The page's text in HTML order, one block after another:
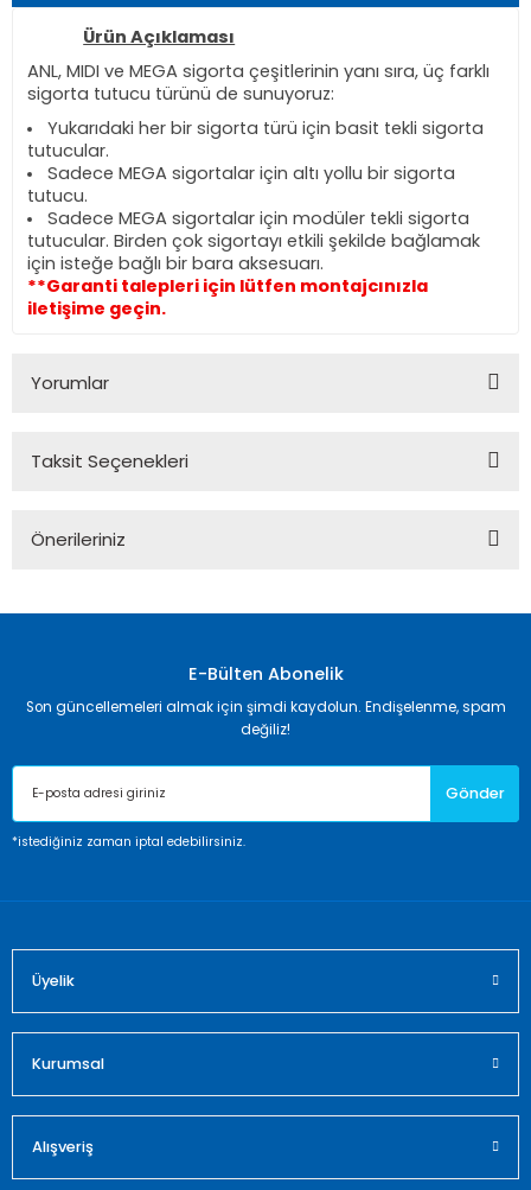
Ürün Açıklaması
ANL, MIDI ve MEGA sigorta çeşitlerinin yanı sıra, üç farklı
sigorta tutucu türünü de sunuyoruz:
Yukarıdaki her bir sigorta türü için basit tekli sigorta
tutucular.
Sadece MEGA sigortalar için altı yollu bir sigorta
tutucu.
Sadece MEGA sigortalar için modüler tekli sigorta
tutucular. Birden çok sigortayı etkili şekilde bağlamak
için isteğe bağlı bir bara aksesuarı.
**Garanti talepleri için lütfen montajcınızla
iletişime geçin.
Yorumlar
Taksit Seçenekleri
Önerileriniz
Görüş ve önerileriniz için teşekkür ederiz.
Ürün resmi kalitesiz, bozuk veya görüntülenemiyor.
Ürün açıklamasında eksik bilgiler bulunuyor.
Ürün bilgilerinde hatalar bulunuyor.
Ürün fiyatı diğer sitelerden daha pahalı.
E-Bülten Abonelik
Son güncellemeleri almak için şimdi kaydolun. Endişelenme, spam
değiliz!
Gönder
*istediğiniz zaman iptal edebilirsiniz.
Üyelik
Kurumsal
Alışveriş